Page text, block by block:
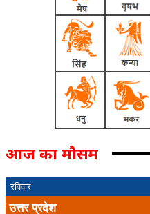
आज का मौसम
रविवार
उत्तर प्रदेश